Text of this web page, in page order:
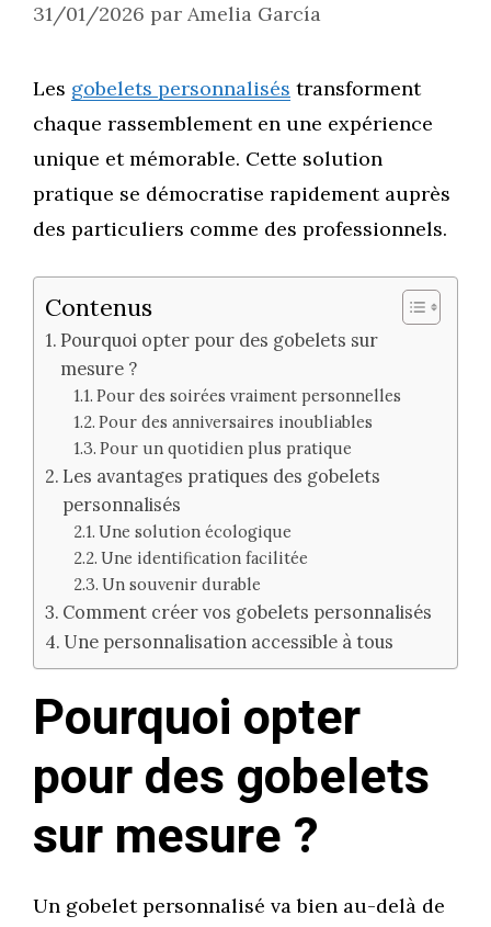
31/01/2026 par Amelia García
Les gobelets personnalisés transforment
chaque rassemblement en une expérience
unique et mémorable. Cette solution
pratique se démocratise rapidement auprès
des particuliers comme des professionnels.
Contenus
Pourquoi opter pour des gobelets sur
mesure ?
Pour des soirées vraiment personnelles
Pour des anniversaires inoubliables
Pour un quotidien plus pratique
Les avantages pratiques des gobelets
personnalisés
Une solution écologique
Une identification facilitée
Un souvenir durable
Comment créer vos gobelets personnalisés
Une personnalisation accessible à tous
Pourquoi opter
pour des gobelets
sur mesure ?
Un gobelet personnalisé va bien au-delà de